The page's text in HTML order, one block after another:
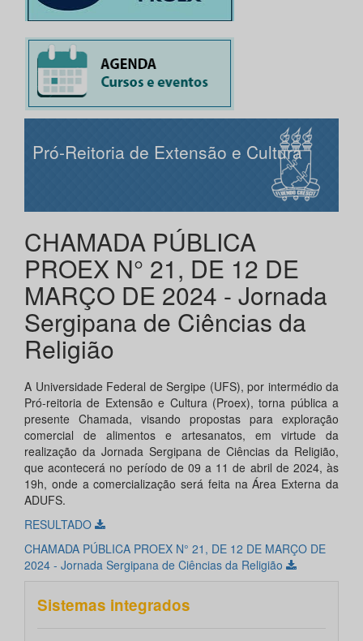
Pró-Reitoria de Extensão e Cultura
CHAMADA PÚBLICA
PROEX N° 21, DE 12 DE
MARÇO DE 2024 - Jornada
Sergipana de Ciências da
Religião
A Universidade Federal de Sergipe (UFS), por intermédio da
Pró-reitoria de Extensão e Cultura (Proex), torna pública a
presente Chamada, visando propostas para exploração
comercial de alimentos e artesanatos, em virtude da
realização da Jornada Sergipana de Ciências da Religião,
que acontecerá no período de 09 a 11 de abril de 2024, às
19h, onde a comercialização será feita na Área Externa da
ADUFS.
RESULTADO
CHAMADA PÚBLICA PROEX N° 21, DE 12 DE MARÇO DE
2024 - Jornada Sergipana de Ciências da Religião
Sistemas integrados